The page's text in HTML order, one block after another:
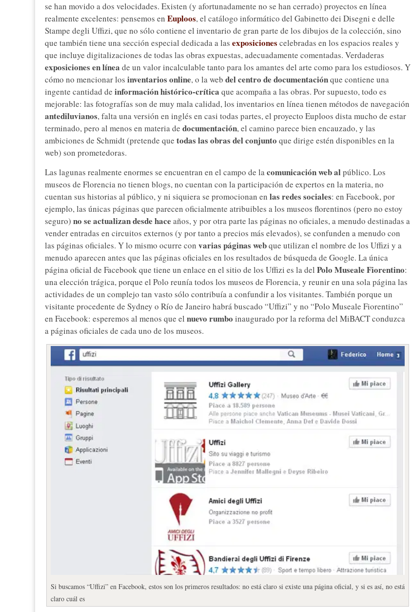
se han movido a dos velocidades. Existen (y afortunadamente no se han cerrado) proyectos en línea
realmente excelentes: pensemos en Euploos, el catálogo informático del Gabinetto dei Disegni e delle
Stampe degli Uffizi, que no sólo contiene el inventario de gran parte de los dibujos de la colección, sino
que también tiene una sección especial dedicada a las exposiciones celebradas en los espacios reales y
que incluye digitalizaciones de todas las obras expuestas, adecuadamente comentadas. Verdaderas
exposiciones en línea de un valor incalculable tanto para los amantes del arte como para los estudiosos. Y
cómo no mencionar los inventarios online, o la web del centro de documentaciónque contiene una
ingente cantidad de información histórico-crítica que acompaña a las obras. Por supuesto, todo es
mejorable: las fotografías son de muy mala calidad, los inventarios en línea tienen métodos de navegación
antediluvianos, falta una versión en inglés en casi todas partes, el proyecto Euploos dista mucho de estar
terminado, pero al menos en materia de documentación, el camino parece bien encauzado, y las
ambiciones de Schmidt (pretende que todas las obras del conjunto que dirige estén disponibles en la
web) son prometedoras.
Las lagunas realmente enormes se encuentran en el campo de lacomunicación web alpúblico. Los
museos de Florencia no tienen blogs, no cuentan con la participación de expertos en la materia, no
cuentan sus historias al público, y ni siquiera se promocionan en las redes sociales: en Facebook, por
ejemplo, las únicas páginas que parecen oficialmente atribuibles a los museos florentinos (pero no estoy
seguro) no se actualizan desde hace años, y por otra parte las páginas no oficiales, a menudo destinadas a
vender entradas en circuitos externos (y por tanto a precios más elevados), se confunden a menudo con
las páginas oficiales. Y lo mismo ocurre con varias páginas webque utilizan el nombre de los Uffizi y a
menudo aparecen antes que las páginas oficiales en los resultados de búsqueda de Google. La única
página oficial de Facebook que tiene un enlace en el sitio de los Uffizi es la del Polo Museale Fiorentino:
una elección trágica, porque el Polo reunía todos los museos de Florencia, y reunir en una sola página las
actividades de un complejo tan vasto sólo contribuía a confundir a los visitantes. También porque un
visitante procedente de Sydney o Río de Janeiro habrá buscado “Uffizi” y no “Polo Museale Fiorentino”
en Facebook: esperemos al menos que el nuevo rumbo inaugurado por la reforma del MiBACT conduzca
a páginas oficiales de cada uno de los museos.
Si buscamos “Uffizi” en Facebook, estos son los primeros resultados: no está claro si existe una página oficial, y si es así, no está
claro cuál es